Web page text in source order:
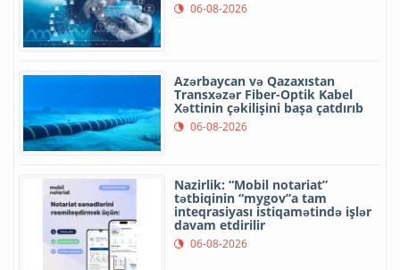
06-08-2026
Azərbaycan və Qazaxıstan
Transxəzər Fiber-Optik Kabel
Xəttinin çəkilişini başa çatdırıb
06-08-2026
Nazirlik: “Mobil notariat”
tətbiqinin “mygov”a tam
inteqrasiyası istiqamətində işlər
davam etdirilir
06-08-2026